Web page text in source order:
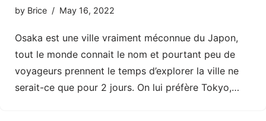
by Brice May 16, 2022
Osaka est une ville vraiment méconnue du Japon,
tout le monde connait le nom et pourtant peu de
voyageurs prennent le temps d’explorer la ville ne
serait-ce que pour 2 jours. On lui préfère Tokyo,…